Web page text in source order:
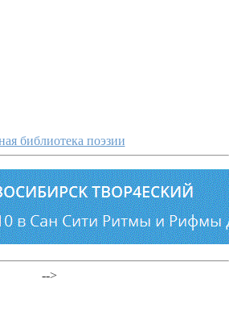
библиотека поэзии
-->